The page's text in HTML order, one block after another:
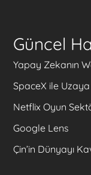
Güncel
Yapay Zekanın
SpaceX ile
Netflix Oyun
Google Lens
Çin’in Dünyayı